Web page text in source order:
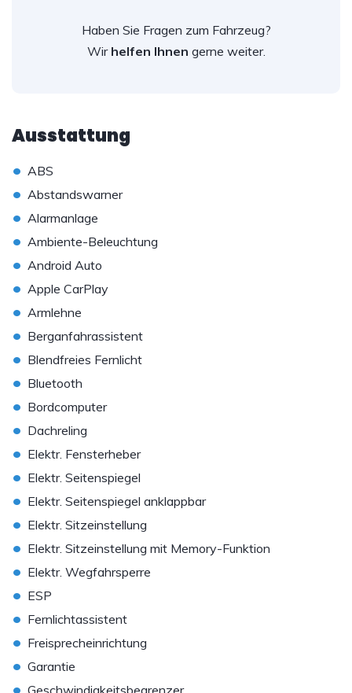
Haben Sie Fragen zum Fahrzeug?
Wir helfen Ihnen gerne weiter.
Ausstattung
• ABS
• Abstandswarner
• Alarmanlage
• Ambiente-Beleuchtung
• Android Auto
• Apple CarPlay
• Armlehne
• Berganfahrassistent
• Blendfreies Fernlicht
• Bluetooth
• Bordcomputer
• Dachreling
• Elektr. Fensterheber
• Elektr. Seitenspiegel
• Elektr. Seitenspiegel anklappbar
• Elektr. Sitzeinstellung
• Elektr. Sitzeinstellung mit Memory-Funktion
• Elektr. Wegfahrsperre
• ESP
• Fernlichtassistent
• Freisprecheinrichtung
• Garantie
• Geschwindigkeitsbegrenzer